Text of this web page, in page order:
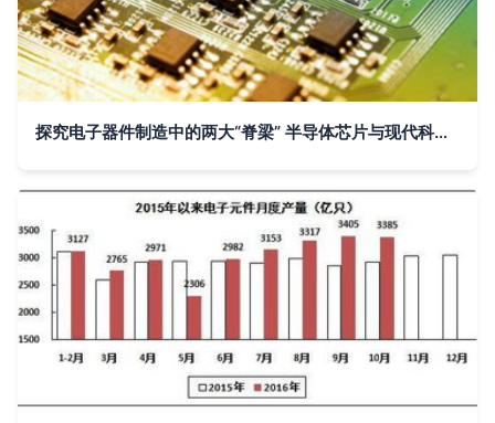
探究电子器件制造中的两大“脊梁” 半导体芯片与现代科技硬件核心素养